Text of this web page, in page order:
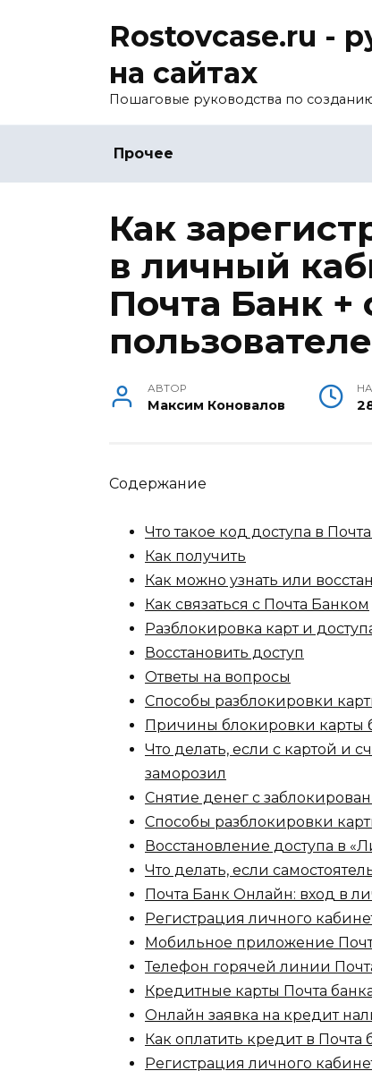
Rostovcase.ru -
на сайтах
Пошаговые руководства по
Прочее
Как
в личный
Почта Банк +
АВТОР
Максим Коновалов
Содержание
Что такое код доступа в
Как получить
Как можно узнать или
Как связаться с Почта Банком
Разблокировка карт и
Восстановить доступ
Ответы на вопросы
Способы разблокировки
Причины блокировки карты
Что делать, если с картой и
заморозил
Снятие денег с
Способы разблокировки
Восстановление доступа в
Что делать, если
Почта Банк Онлайн: вход в
Регистрация личного
Мобильное приложение
Телефон горячей линии
Кредитные карты Почта
Онлайн заявка на кредит
Как оплатить кредит в Почта
Регистрация личного